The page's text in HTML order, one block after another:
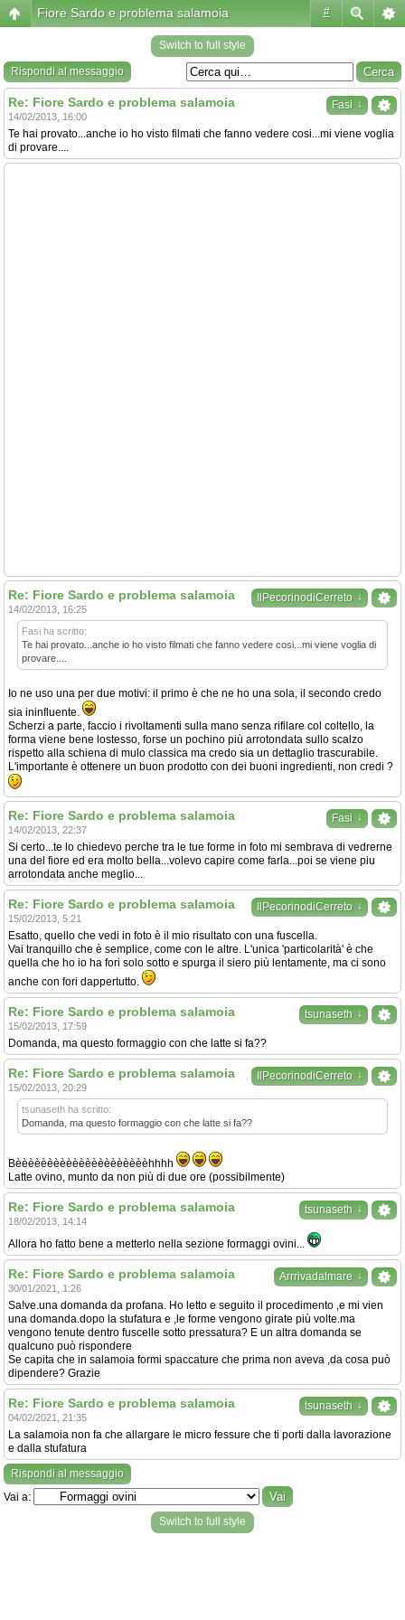
#
Fiore Sardo e problema salamoia
Switch to full style
Rispondi al messaggio
Fasi ↓
Re: Fiore Sardo e problema salamoia
14/02/2013, 16:00
Te hai provato...anche io ho visto filmati che fanno vedere cosi...mi viene voglia
di provare....
IlPecorinodiCerreto ↓
Re: Fiore Sardo e problema salamoia
14/02/2013, 16:25
Fasi ha scritto:
Te hai provato...anche io ho visto filmati che fanno vedere cosi...mi viene voglia di
provare....
Io ne uso una per due motivi: il primo è che ne ho una sola, il secondo credo
sia ininfluente.
Scherzi a parte, faccio i rivoltamenti sulla mano senza rifilare col coltello, la
forma viene bene lostesso, forse un pochino più arrotondata sullo scalzo
rispetto alla schiena di mulo classica ma credo sia un dettaglio trascurabile.
L'importante è ottenere un buon prodotto con dei buoni ingredienti, non credi ?
Fasi ↓
Re: Fiore Sardo e problema salamoia
14/02/2013, 22:37
Si certo...te lo chiedevo perche tra le tue forme in foto mi sembrava di vedrerne
una del fiore ed era molto bella...volevo capire come farla...poi se viene piu
arrotondata anche meglio...
IlPecorinodiCerreto ↓
Re: Fiore Sardo e problema salamoia
15/02/2013, 5:21
Esatto, quello che vedi in foto è il mio risultato con una fuscella.
Vai tranquillo che è semplice, come con le altre. L'unica 'particolarità' è che
quella che ho io ha fori solo sotto e spurga il siero più lentamente, ma ci sono
anche con fori dappertutto.
tsunaseth ↓
Re: Fiore Sardo e problema salamoia
15/02/2013, 17:59
Domanda, ma questo formaggio con che latte si fa??
IlPecorinodiCerreto ↓
Re: Fiore Sardo e problema salamoia
15/02/2013, 20:29
tsunaseth ha scritto:
Domanda, ma questo formaggio con che latte si fa??
Bèèèèèèèèèèèèèèèèèèèèèhhhh
Latte ovino, munto da non più di due ore (possibilmente)
tsunaseth ↓
Re: Fiore Sardo e problema salamoia
18/02/2013, 14:14
Allora ho fatto bene a metterlo nella sezione formaggi ovini...
Arrrivadalmare ↓
Re: Fiore Sardo e problema salamoia
30/01/2021, 1:26
Sa!ve.una domanda da profana. Ho letto e seguito il procedimento ,e mi vien
una domanda.dopo la stufatura e ,le forme vengono girate più volte.ma
vengono tenute dentro fuscelle sotto pressatura? E un altra domanda se
qualcuno può rispondere
Se capita che in salamoia formi spaccature che prima non aveva ,da cosa può
dipendere? Grazie
tsunaseth ↓
Re: Fiore Sardo e problema salamoia
04/02/2021, 21:35
La salamoia non fa che allargare le micro fessure che ti porti dalla lavorazione
e dalla stufatura
Rispondi al messaggio
Vai a:
Switch to full style